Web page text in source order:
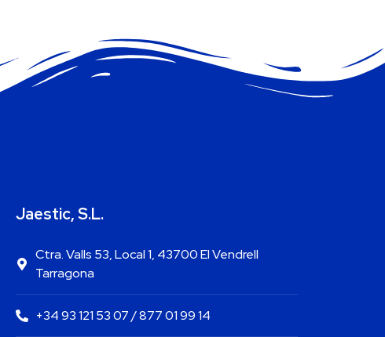
Jaestic, S.L.
Ctra. Valls 53, Local 1, 43700 El Vendrell
Tarragona
+34 93 121 53 07 / 877 01 99 14